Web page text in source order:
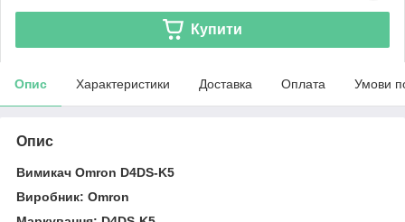
Купити
Опис Характеристики Доставка Оплата Умови
Опис
Вимикач Omron D4DS-K5
Виробник: Omron